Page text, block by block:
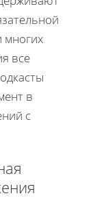
многих
все
в
с